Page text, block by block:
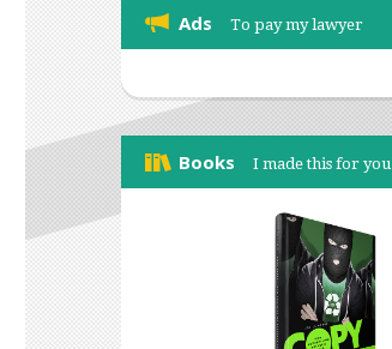
Ads To pay my lawyer
Books I made this for you